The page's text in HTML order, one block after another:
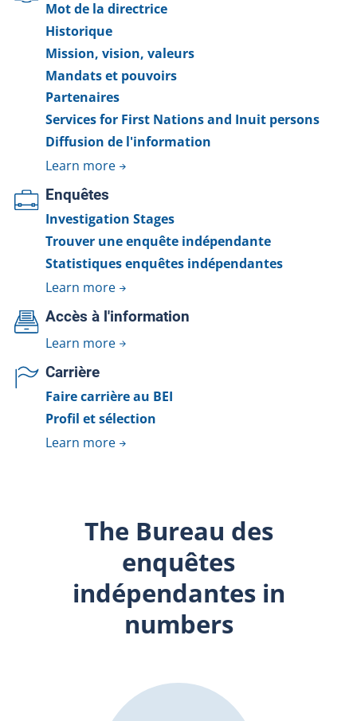
Mot de la directrice
Historique
Mission, vision, valeurs
Mandats et pouvoirs
Partenaires
Services for First Nations and Inuit persons
Diffusion de l'information
Learn more
Enquêtes
Investigation Stages
Trouver une enquête indépendante
Statistiques enquêtes indépendantes
Learn more
Accès à l'information
Learn more
Carrière
Faire carrière au BEI
Profil et sélection
Learn more
The Bureau des
enquêtes
indépendantes in
numbers